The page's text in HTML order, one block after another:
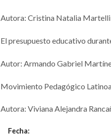
Autora: Cristina Natalia Martelli
El presupuesto educativo
Autor: Armando Gabriel
Movimiento Pedagógico
Autora: Viviana Alejandra
Fecha: